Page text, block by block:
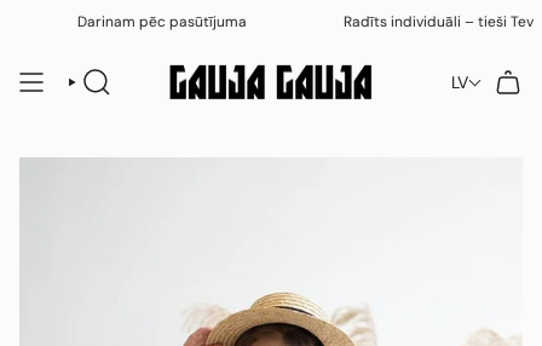
Darinam pēc pasūtījuma Radīts individuāli – tieši Tev
MEKLĒT LV